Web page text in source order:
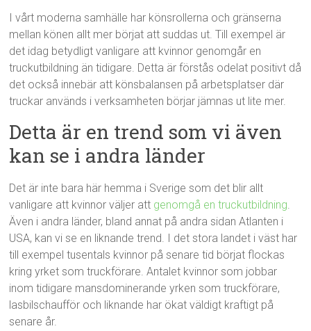
I vårt moderna samhälle har könsrollerna och gränserna
mellan könen allt mer börjat att suddas ut. Till exempel är
det idag betydligt vanligare att kvinnor genomgår en
truckutbildning än tidigare. Detta är förstås odelat positivt då
det också innebär att könsbalansen på arbetsplatser där
truckar används i verksamheten börjar jämnas ut lite mer.
Detta är en trend som vi även
kan se i andra länder
Det är inte bara här hemma i Sverige som det blir allt
vanligare att kvinnor väljer att genomgå en truckutbildning.
Även i andra länder, bland annat på andra sidan Atlanten i
USA, kan vi se en liknande trend. I det stora landet i väst har
till exempel tusentals kvinnor på senare tid börjat flockas
kring yrket som truckförare. Antalet kvinnor som jobbar
inom tidigare mansdominerande yrken som truckförare,
lasbilschaufför och liknande har ökat väldigt kraftigt på
senare år.